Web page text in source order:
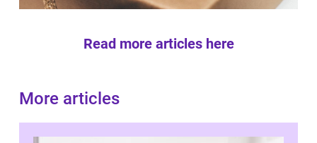
Read more articles here
More articles